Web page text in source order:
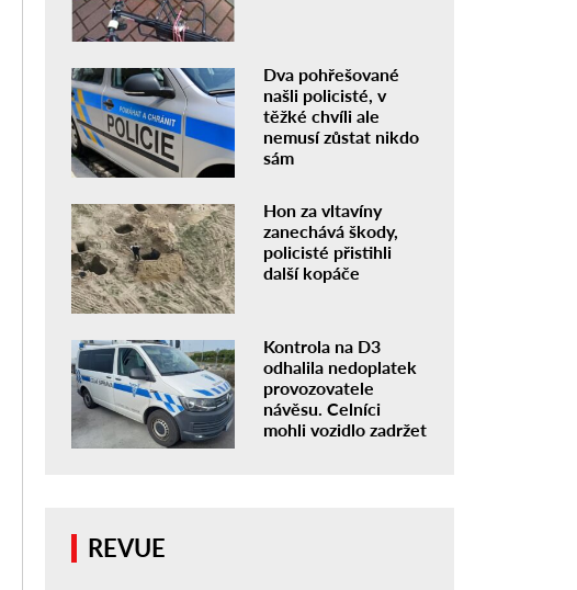
Dva pohřešované
našli policisté, v
těžké chvíli ale
nemusí zůstat nikdo
sám
Hon za vltavíny
zanechává škody,
policisté přistihli
další kopáče
Kontrola na D3
odhalila nedoplatek
provozovatele
návěsu. Celníci
mohli vozidlo zadržet
REVUE